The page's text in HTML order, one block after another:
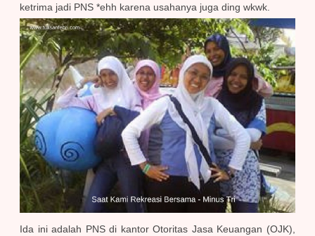
ketrima jadi PNS *ehh karena usahanya juga ding wkwk.
Ida ini adalah PNS di kantor Otoritas Jasa Keuangan (OJK),